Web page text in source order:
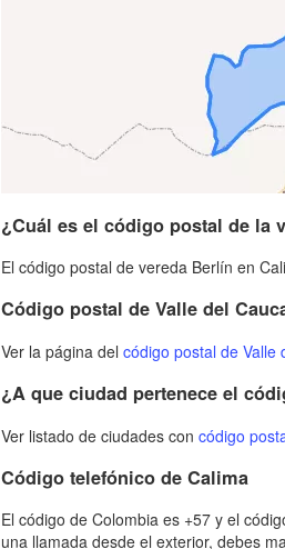
¿Cuál es el código postal de la
El código postal de vereda Berlín en
Código postal de Valle del
Ver la página del código postal de Valle
¿A que ciudad pertenece el
Ver listado de ciudades con código
Código telefónico de Calima
El código de Colombia es +57 y el
una llamada desde el exterior, debes